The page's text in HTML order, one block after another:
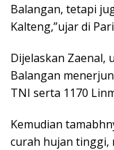
Balangan, tetapi
Kalteng,”ujar di
Dijelaskan Zaenal,
Balangan
TNI serta 1170
Kemudian
curah hujan tinggi,